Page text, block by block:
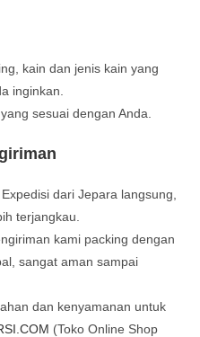
kain dan jenis kain yang
inginkan.
sesuai dengan Anda.
dari Jepara langsung,
terjangkau.
kami packing dengan
sangat aman sampai
dan kenyamanan untuk
(Toko Online Shop